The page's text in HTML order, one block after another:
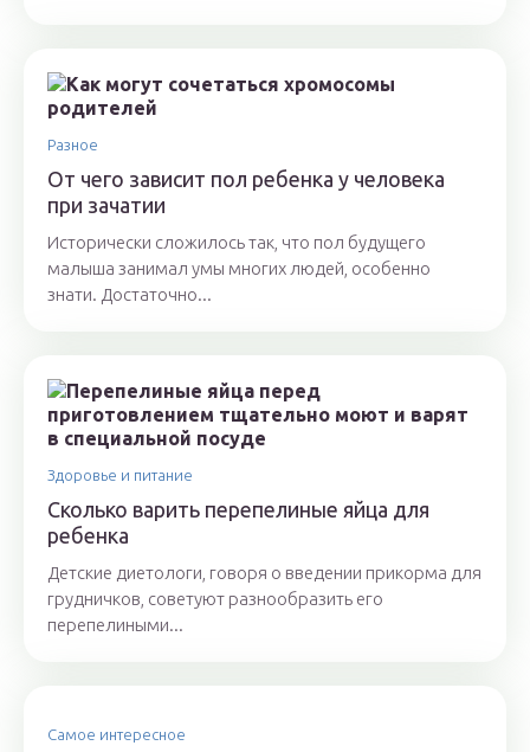
Разное
От чего зависит пол ребенка у человека
при зачатии
Исторически сложилось так, что пол будущего
малыша занимал умы многих людей, особенно
знати. Достаточно...
Здоровье и питание
Сколько варить перепелиные яйца для
ребенка
Детские диетологи, говоря о введении прикорма для
грудничков, советуют разнообразить его
перепелиными...
Самое интересное